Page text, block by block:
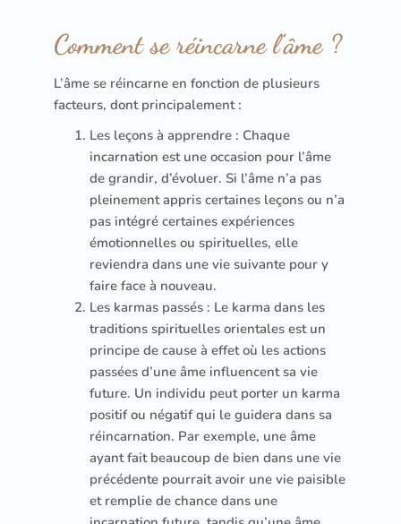
Comment se réincarne l’âme ?
L’âme se réincarne en fonction de plusieurs
facteurs, dont principalement :
Les leçons à apprendre : Chaque
incarnation est une occasion pour l’âme
de grandir, d’évoluer. Si l’âme n’a pas
pleinement appris certaines leçons ou n’a
pas intégré certaines expériences
émotionnelles ou spirituelles, elle
reviendra dans une vie suivante pour y
faire face à nouveau.
Les karmas passés : Le karma dans les
traditions spirituelles orientales est un
principe de cause à effet où les actions
passées d’une âme influencent sa vie
future. Un individu peut porter un karma
positif ou négatif qui le guidera dans sa
réincarnation. Par exemple, une âme
ayant fait beaucoup de bien dans une vie
précédente pourrait avoir une vie paisible
et remplie de chance dans une